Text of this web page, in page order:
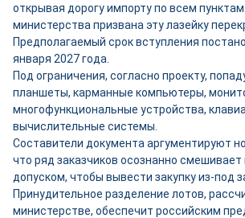
открывая дорогу импорту по всем
министерства призвана эту лазейку
Предполагаемый срок вступления
января 2027 года.
Под ограничения, согласно проекту,
планшеты, карманные компьютеры,
многофункциональные устройства,
вычислительные системы.
Составители документа аргументируют
что ряд заказчиков осознанно
допуском, чтобы вывести закупку из-под
Принудительное разделение лотов,
министерстве, обеспечит российским